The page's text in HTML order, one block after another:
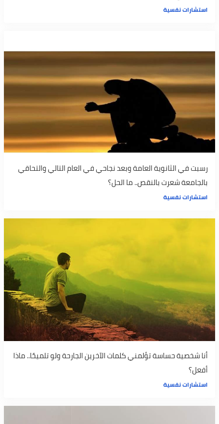
استشارات نفسية
رسبت في الثانوية العامة وبعد نجاحي في العام التالي والتحاقي
بالجامعة شعرت بالنقص.. ما الحل؟
استشارات نفسية
أنا شخصية حساسة تؤلمني كلمات الآخرين الجارحة ولو تلميحًا.. ماذا
أفعل؟
استشارات نفسية